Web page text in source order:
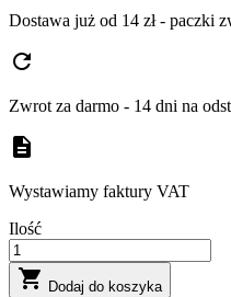
Dostawa już od 14 zł - paczki
refresh
Zwrot za darmo - 14 dni na
description
Wystawiamy faktury VAT
Ilość
 Dodaj do koszyka